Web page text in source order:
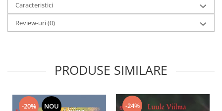
Caracteristici
Review-uri(0)
PRODUSE SIMILARE
-20% NOU -24%